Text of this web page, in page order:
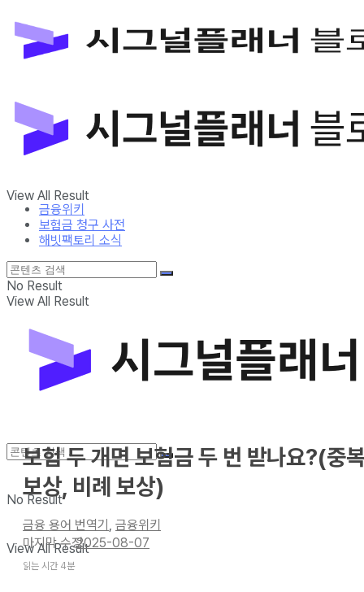
보험금 청구 사전
해빗팩토리 소식
View All Result
금융위키
보험금 청구 사전
해빗팩토리 소식
No Result
View All Result
No Result
View All Result
보험 두 개면 보험금 두 번 받나요?(중
보상, 비례 보상)
금융 용어 번역기
금융위키
2025-08-07
읽는 시간 4분